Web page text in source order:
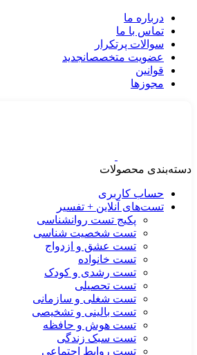
درباره ما
تماس با ما
سوالات پرتکرار
عضویت متخصصانجدید
قوانین
مجوزها
دسته‌بندی محصولات
حساب کاربری
تست‌های آنلاین + تفسیر
پکیج تست روانشناسی
تست شخصیت شناسی
تست عشق و ازدواج
تست خانواده
تست رشدی و کودک
تست تحصیلی
تست شغلی و سازمانی
تست بالینی و تشخیصی
تست هوش و حافظه
تست سبک زندگی
تست روابط اجتماعی